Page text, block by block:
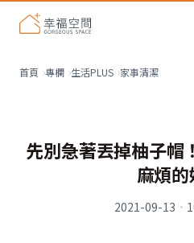
首頁 專欄 生活PLUS 家事清潔
先別急著丟掉柚子帽
麻煩
2021-09-13 ·